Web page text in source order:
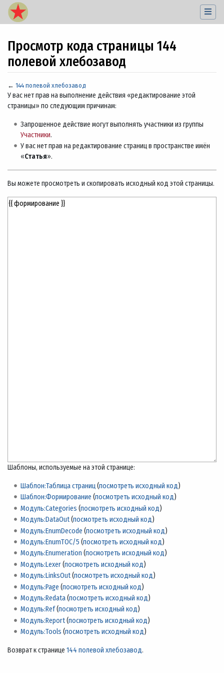
Просмотр кода страницы 144
полевой хлебозавод
← 144 полевой хлебозавод
Перейти к:навигация,поиск
У вас нет прав на выполнение действия «редактирование этой
страницы» по следующим причинам:
Запрошенное действие могут выполнять участники из группы
Участники.
У вас нет прав на редактирование страниц в пространстве имён
«Статья».
Вы можете просмотреть и скопировать исходный код этой страницы.
Шаблоны, используемые на этой странице:
Шаблон:Таблица страниц(посмотреть исходный код)
Шаблон:Формирование (посмотреть исходный код)
Модуль:Categories (посмотреть исходный код)
Модуль:DataOut(посмотреть исходный код)
Модуль:EnumDecode (посмотреть исходный код)
Модуль:EnumTOC/5 (посмотреть исходный код)
Модуль:Enumeration (посмотреть исходный код)
Модуль:Lexer(посмотреть исходный код)
Модуль:LinksOut(посмотреть исходный код)
Модуль:Page (посмотреть исходный код)
Модуль:Redata(посмотреть исходный код)
Модуль:Ref(посмотреть исходный код)
Модуль:Report(посмотреть исходный код)
Модуль:Tools (посмотреть исходный код)
Возврат к странице 144 полевой хлебозавод.